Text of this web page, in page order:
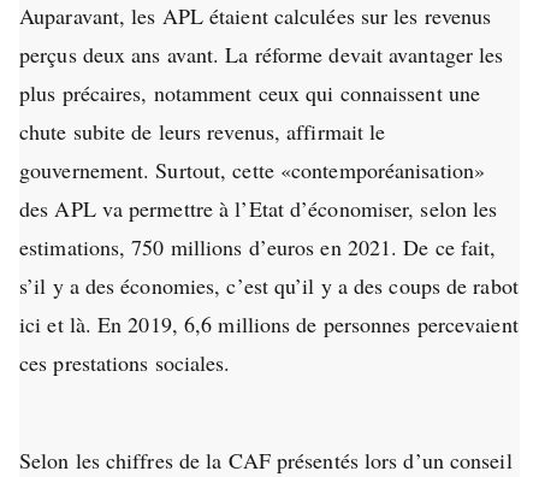
Auparavant, les APL étaient calculées sur les revenus
perçus deux ans avant. La réforme devait avantager les
plus précaires, notamment ceux qui connaissent une
chute subite de leurs revenus, affirmait le
gouvernement. Surtout, cette «contemporéanisation»
des APL va permettre à l’Etat d’économiser, selon les
estimations, 750 millions d’euros en 2021. De ce fait,
s’il y a des économies, c’est qu’il y a des coups de rabot
ici et là. En 2019, 6,6 millions de personnes percevaient
ces prestations sociales.
Selon les chiffres de la CAF présentés lors d’un conseil